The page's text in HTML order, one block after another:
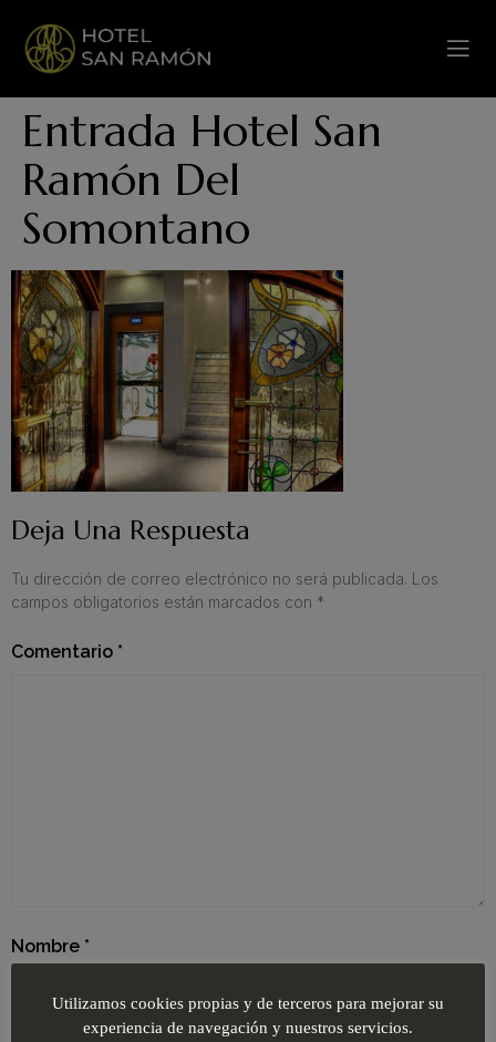
Entrada Hotel San
Ramón Del
Somontano
Deja Una Respuesta
Tu dirección de correo electrónico no será publicada. Los
campos obligatorios están marcados con *
Comentario *
Nombre *
Utilizamos cookies propias y de terceros para mejorar su
experiencia de navegación y nuestros servicios.